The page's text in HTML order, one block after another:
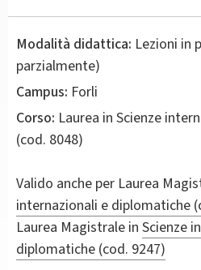
Modalità didattica: Lezioni in
parzialmente)
Campus: Forli
Corso: Laurea in Scienze
(cod. 8048)
Valido anche per Laurea
internazionali e diplomatiche
Laurea Magistrale in Scienze
diplomatiche (cod. 9247)